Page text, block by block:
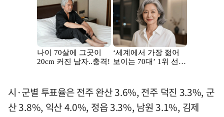
시·군별 투표율은 전주 완산 3.6%, 전주 덕진 3.3%, 군
산 3.8%, 익산 4.0%, 정읍 3.3%, 남원 3.1%, 김제